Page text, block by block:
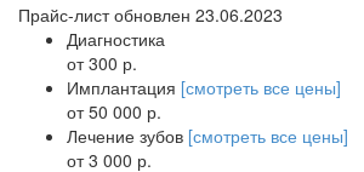
Прайс-лист обновлен 23.06.2023
Диагностика
от 300 р.
Имплантация [смотреть все цены]
от 50 000 р.
Лечение зубов [смотреть все цены]
от 3 000 р.